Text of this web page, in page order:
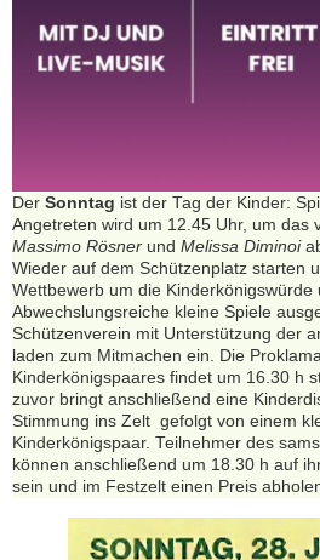
Der Sonntag ist der Tag der Kinder:
Angetreten wird um 12.45 Uhr, um das
Massimo Rösner und Melissa Diminoi
Wieder auf dem Schützenplatz starten
Wettbewerb um die Kinderkönigswürde
Abwechslungsreiche kleine Spiele
Schützenverein mit Unterstützung der
laden zum Mitmachen ein. Die
Kinderkönigspaares findet um 16.30 h
zuvor bringt anschließend eine
Stimmung ins Zelt gefolgt von einem
Kinderkönigspaar. Teilnehmer des
können anschließend um 18.30 h auf
sein und im Festzelt einen Preis